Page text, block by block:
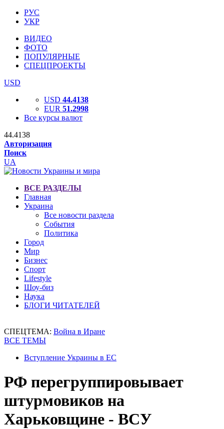
РУС
УКР
ВИДЕО
ФОТО
ПОПУЛЯРНЫЕ
СПЕЦПРОЕКТЫ
USD
USD 44.4138
EUR 51.2998
Все курсы валют
44.4138
Авторизация
Поиск
UA
ВСЕ РАЗДЕЛЫ
Главная
Украина
Все новости раздела
События
Политика
Город
Мир
Бизнес
Спорт
Lifestyle
Шоу-биз
Наука
БЛОГИ ЧИТАТЕЛЕЙ
СПЕЦТЕМА: Война в Иране
ВСЕ ТЕМЫ
Вступление Украины в ЕС
РФ перегруппировывает
штурмовиков на
Харьковщине - ВСУ